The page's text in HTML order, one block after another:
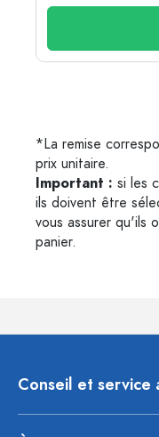
*La remise
prix unitaire.
Important : si les
ils doivent être
vous assurer qu'ils
panier.
Conseil et service